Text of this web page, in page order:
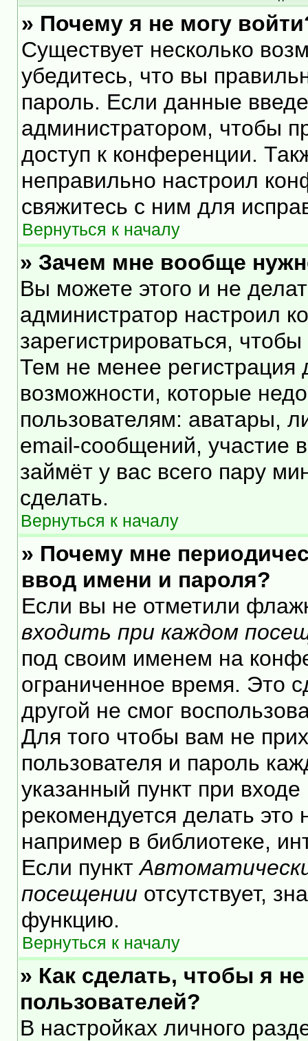
» Почему я не могу
Существует несколько
убедитесь, что вы
пароль. Если данные
администратором, чтобы
доступ к конференции.
неправильно настроил
свяжитесь с ним для
Вернуться к началу
» Зачем мне вообще
Вы можете этого и не
администратор настроил
зарегистрироваться,
Тем не менее
возможности, которые
пользователям: аватары,
email-сообщений, участие
займёт у вас всего пару
сделать.
Вернуться к началу
» Почему мне
ввод имени и пароля?
Если вы не отметили
входить при каждом
под своим именем на
ограниченное время. Это
другой не смог
Для того чтобы вам не
пользователя и пароль
указанный пункт при
рекомендуется делать
например в библиотеке,
Если пункт
посещении отсутствует,
функцию.
Вернуться к началу
» Как сделать, чтобы я
пользователей?
В настройках личного